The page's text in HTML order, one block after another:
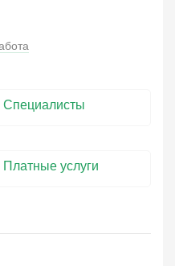
Специалисты
Платные услуги